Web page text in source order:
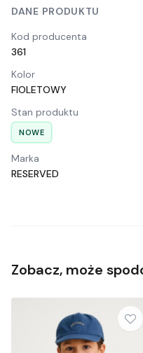
DANE PRODUKTU
Kod producenta
361
Kolor
FIOLETOWY
Stan produktu
NOWE
Marka
RESERVED
Zobacz, może